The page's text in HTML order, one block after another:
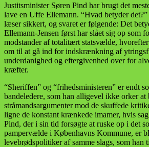
Justitsminister Søren Pind har brugt det
lave en Uffe Ellemann. “Hvad betyder
læser sikkert, og svaret er følgende: Det
Ellemann-Jensen først har slået sig op som
modstander af totalitært statsvælde,
om til at gå ind for indskrænkning af
underdanighed og eftergivenhed over for
kræfter.
“Sheriffen” og “frihedsministeren” er endt
bandeledere, som han alligevel ikke orker
stråmandsargumenter mod de skuffede
ligne de konstant krænkede imamer, hvis
Pind, der i sin tid forsøgte at ruske op i det
pampervælde i Københavns Kommune, er
levebrødspolitiker af samme slags, som han